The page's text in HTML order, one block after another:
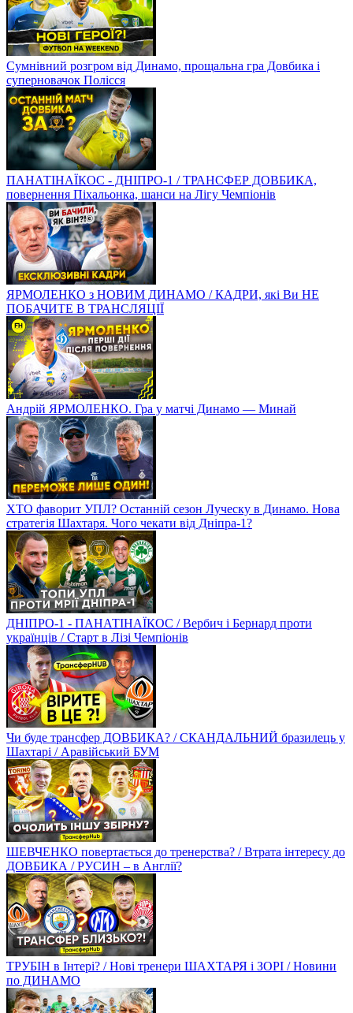
Сумнівний розгром від Динамо, прощальна гра Довбика і
суперновачок Полісся
ПАНАТІНАЇКОС - ДНІПРО-1 / ТРАНСФЕР ДОВБИКА,
повернення Піхальонка, шанси на Лігу Чемпіонів
ЯРМОЛЕНКО з НОВИМ ДИНАМО / КАДРИ, які Ви НЕ
ПОБАЧИТЕ В ТРАНСЛЯЦІЇ
Андрій ЯРМОЛЕНКО. Гра у матчі Динамо — Минай
ХТО фаворит УПЛ? Останній сезон Луческу в Динамо. Нова
стратегія Шахтаря. Чого чекати від Дніпра-1?
ДНІПРО-1 - ПАНАТІНАЇКОС / Вербич і Бернард проти
українців / Старт в Лізі Чемпіонів
Чи буде трансфер ДОВБИКА? / СКАНДАЛЬНИЙ бразилець у
Шахтарі / Аравійський БУМ
ШЕВЧЕНКО повертається до тренерства? / Втрата інтересу до
ДОВБИКА / РУСИН – в Англії?
ТРУБІН в Інтері? / Нові тренери ШАХТАРЯ і ЗОРІ / Новини
по ДИНАМО